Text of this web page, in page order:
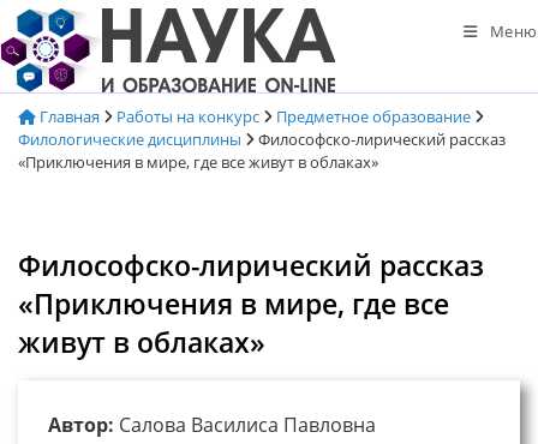
Перейти
к
содержимому
Меню
Главная Работы на конкурс
Предметное образование
Филологические дисциплины
Философско-лирический рассказ
«Приключения в мире, где все живут в облаках»
Философско-лирический рассказ
«Приключения в мире, где все
живут в облаках»
Автор: Салова Василиса Павловна